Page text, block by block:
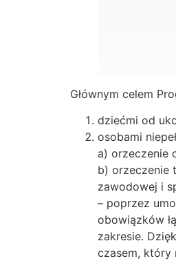
Głównym celem
dziećmi od
osobami
a) orzeczenie
b) orzeczenie
zawodowej i
– poprzez
obowiązków
zakresie.
czasem, który